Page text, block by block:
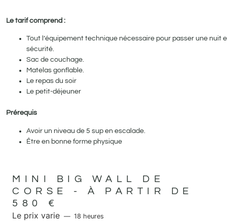
Le tarif comprend :
Tout l’équipement technique nécessaire pour passer une nuit
sécurité.
Sac de couchage.
Matelas gonflable.
Le repas du soir
Le petit-déjeuner
Prérequis
Avoir un niveau de 5 sup en escalade.
Être en bonne forme physique
MINI BIG WALL DE
CORSE - À PARTIR DE
580 €
Le prix varie
18 heures